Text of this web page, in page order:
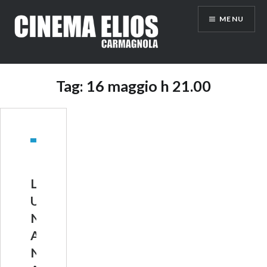
contenuto
MENU
Tag: 16 maggio h 21.00
L
U
N
A
N